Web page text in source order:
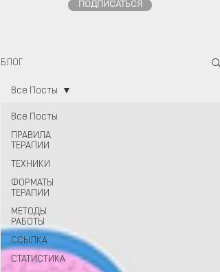
ПОДПИСАТЬСЯ
БЛОГ
Все Посты
ПРАВИЛА
ТЕРАПИИ
ТЕХНИКИ
ФОРМАТЫ
ТЕРАПИИ
МЕТОДЫ
РАБОТЫ
ССЫЛКА
СТАТИСТИКА
Все Посты